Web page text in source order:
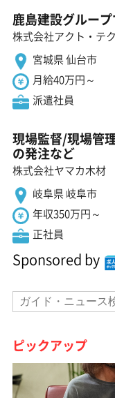
鹿島建設グルー
株式会社アクト・テ
宮城県 仙台市
月給40万円～
派遣社員
現場監督/現場管
の発注など
株式会社ヤマカ木材
岐阜県 岐阜市
年収350万円～
正社員
Sponsored by
ピックアップ